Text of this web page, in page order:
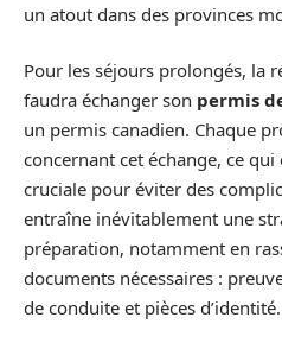
un atout dans des provinces
Pour les séjours prolongés, la
faudra échanger son permis
un permis canadien. Chaque
concernant cet échange, ce
cruciale pour éviter des
entraîne inévitablement une
préparation, notamment en
documents nécessaires :
de conduite et pièces d’identité.